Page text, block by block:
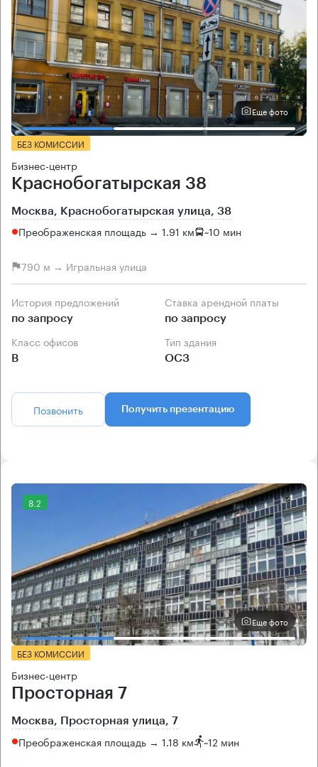
Еще фото
БЕЗ КОМИССИИ
Бизнес-центр
Краснобогатырская 38
Москва, Краснобогатырская улица, 38
Преображенская площадь → 1.91 км ~10 мин
790 м → Игральная улица
История предложений
по запросу
Ставка арендной платы
по запросу
Класс офисов
B
Тип здания
ОСЗ
Позвонить Получить презентацию
8.2
Еще фото
БЕЗ КОМИССИИ
Бизнес-центр
Просторная 7
Москва, Просторная улица, 7
Преображенская площадь → 1.18 км ~12 мин